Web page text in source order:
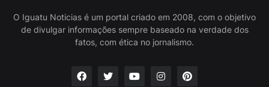
O Iguatu Noticias é um portal criado em 2008, com o objetivo
de divulgar informações sempre baseado na verdade dos
fatos, com ética no jornalismo.